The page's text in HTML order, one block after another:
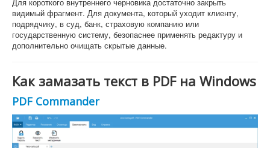
видимый фрагмент. Для документа, который уходит клиенту,
подрядчику, в суд, банк, страховую компанию или
государственную систему, безопаснее применять редактуру и
дополнительно очищать скрытые данные.
Как замазать текст в PDF на Windows
PDF Commander